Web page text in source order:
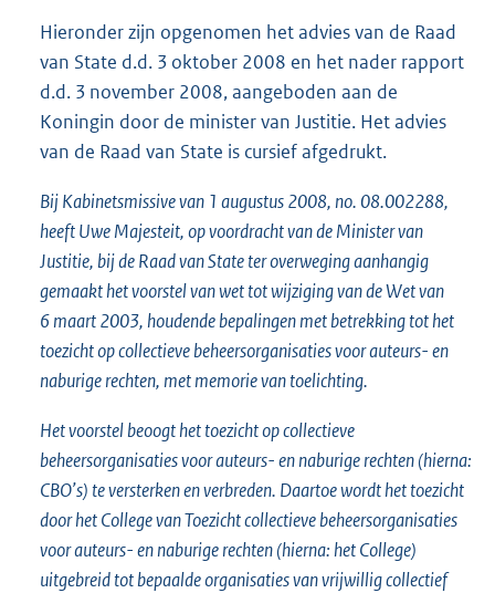
Hieronder zijn opgenomen het advies van de Raad
van State d.d. 3 oktober 2008 en het nader rapport
d.d. 3 november 2008, aangeboden aan de
Koningin door de minister van Justitie. Het advies
van de Raad van State is cursief afgedrukt.
Bij Kabinetsmissive van 1 augustus 2008, no. 08.002288,
heeft Uwe Majesteit, op voordracht van de Minister van
Justitie, bij de Raad van State ter overweging aanhangig
gemaakt het voorstel van wet tot wijziging van de Wet van
6 maart 2003, houdende bepalingen met betrekking tot het
toezicht op collectieve beheersorganisaties voor auteurs- en
naburige rechten, met memorie van toelichting.
Het voorstel beoogt het toezicht op collectieve
beheersorganisaties voor auteurs- en naburige rechten (hierna:
CBO’s) te versterken en verbreden. Daartoe wordt het toezicht
door het College van Toezicht collectieve beheersorganisaties
voor auteurs- en naburige rechten (hierna: het College)
uitgebreid tot bepaalde organisaties van vrijwillig collectief